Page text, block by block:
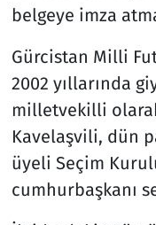
belgeye imza
Gürcistan Milli
2002 yıllarında
milletvekilli
Kavelaşvili, dün
üyeli Seçim
cumhurbaşkanı